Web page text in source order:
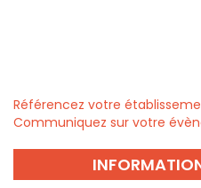
Référencez votre
Communiquez sur votre